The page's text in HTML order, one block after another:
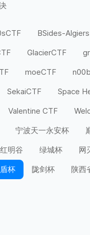
BSides-Algiers
GlacierCTF
moeCTF
SekaiCTF
Space
Valentine CTF
宁波天一永安杯
红明谷 绿城杯
网
杯 陇剑杯 陕西